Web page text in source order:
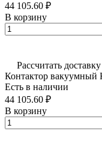
44 105.60 ₽
В корзину
Рассчитать доставку
Контактор
Есть в наличии
44 105.60 ₽
В корзину